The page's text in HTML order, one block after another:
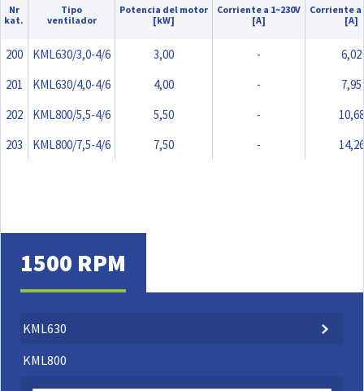
Nr
kat.
Tipo
ventilador
Potencia del motor
[kW]
Corriente a 1~230V
[A]
Corriente a
[A]
200 KML630/3,0-4/6 3,00 -
6,02
201
KML630/4,0-4/6 4,00 -
7,95
202
KML800/5,5-4/6 5,50 -
10,68
203
KML800/7,5-4/6 7,50 - 14,26
1500 RPM
KML630
KML800